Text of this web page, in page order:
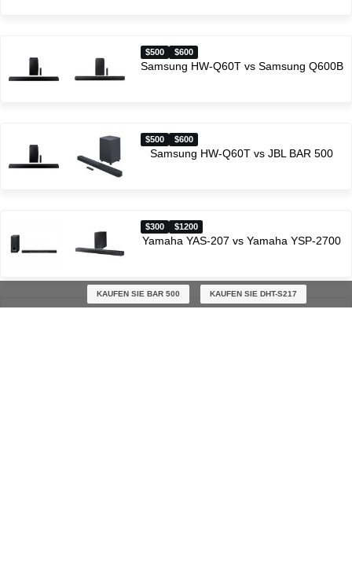
$500 $600
Samsung HW-Q60T vs Samsung Q600B
$500 $600
Samsung HW-Q60T vs JBL BAR 500
$300 $1200
Yamaha YAS-207 vs Yamaha YSP-2700
KAUFEN SIE BAR 500 KAUFEN SIE DHT-S217